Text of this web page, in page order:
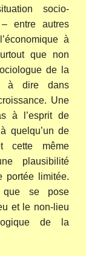
socio-
– entre autres
à
que non
de la
à dire dans
Une
à l’esprit de
quelqu’un de
cette même
plausibilité
portée limitée.
que se pose
et le non-lieu
de la